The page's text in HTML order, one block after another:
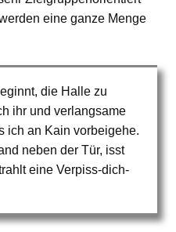
eine ganze Menge
die Halle zu
ihr und verlangsame
ich an Kain vorbeigehe.
neben der Tür, isst
eine Verpiss-dich-